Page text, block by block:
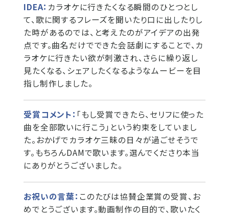
IDEA： カラオケに行きたくなる瞬間のひとつとし
て、歌に関するフレーズを聞いたり口に出したりし
た時があるのでは、と考えたのがアイデアの出発
点です。曲名だけでできた会話劇にすることで、カ
ラオケに行きたい欲が刺激され、さらに繰り返し
見たくなる、シェアしたくなるようなムービーを目
指し制作しました。
受賞コメント： 「もし受賞できたら、セリフに使った
曲を全部歌いに行こう」という約束をしていまし
た。おかげでカラオケ三昧の日々が過ごせそうで
す。もちろんDAMで歌います。選んでくださり本当
にありがとうございました。
お祝いの言葉： このたびは協賛企業賞の受賞、お
めでとうございます。動画制作の目的で、歌いたく